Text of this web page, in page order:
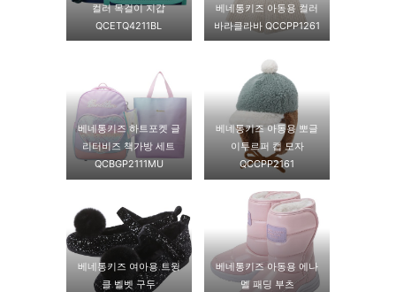
컬러 목걸이 지갑
QCETQ4211BL
베네통키즈 아동용 컬러
바라클라바 QCCPP1261
베네통키즈 하트포켓 글
리터비즈 책가방 세트
QCBGP2111MU
베네통키즈 아동용 뽀글
이투르퍼 캡 모자
QCCPP2161
베네통키즈 여아용 트윙
클 벨벳 구두
베네통키즈 아동용 에나
멜 패딩 부츠